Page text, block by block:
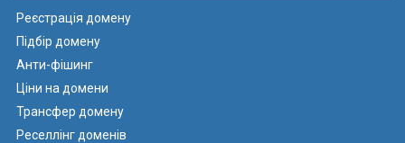
Реєстрація домену
Підбір домену
Анти-фішинг
Ціни на домени
Трансфер домену
Реселлінг доменів